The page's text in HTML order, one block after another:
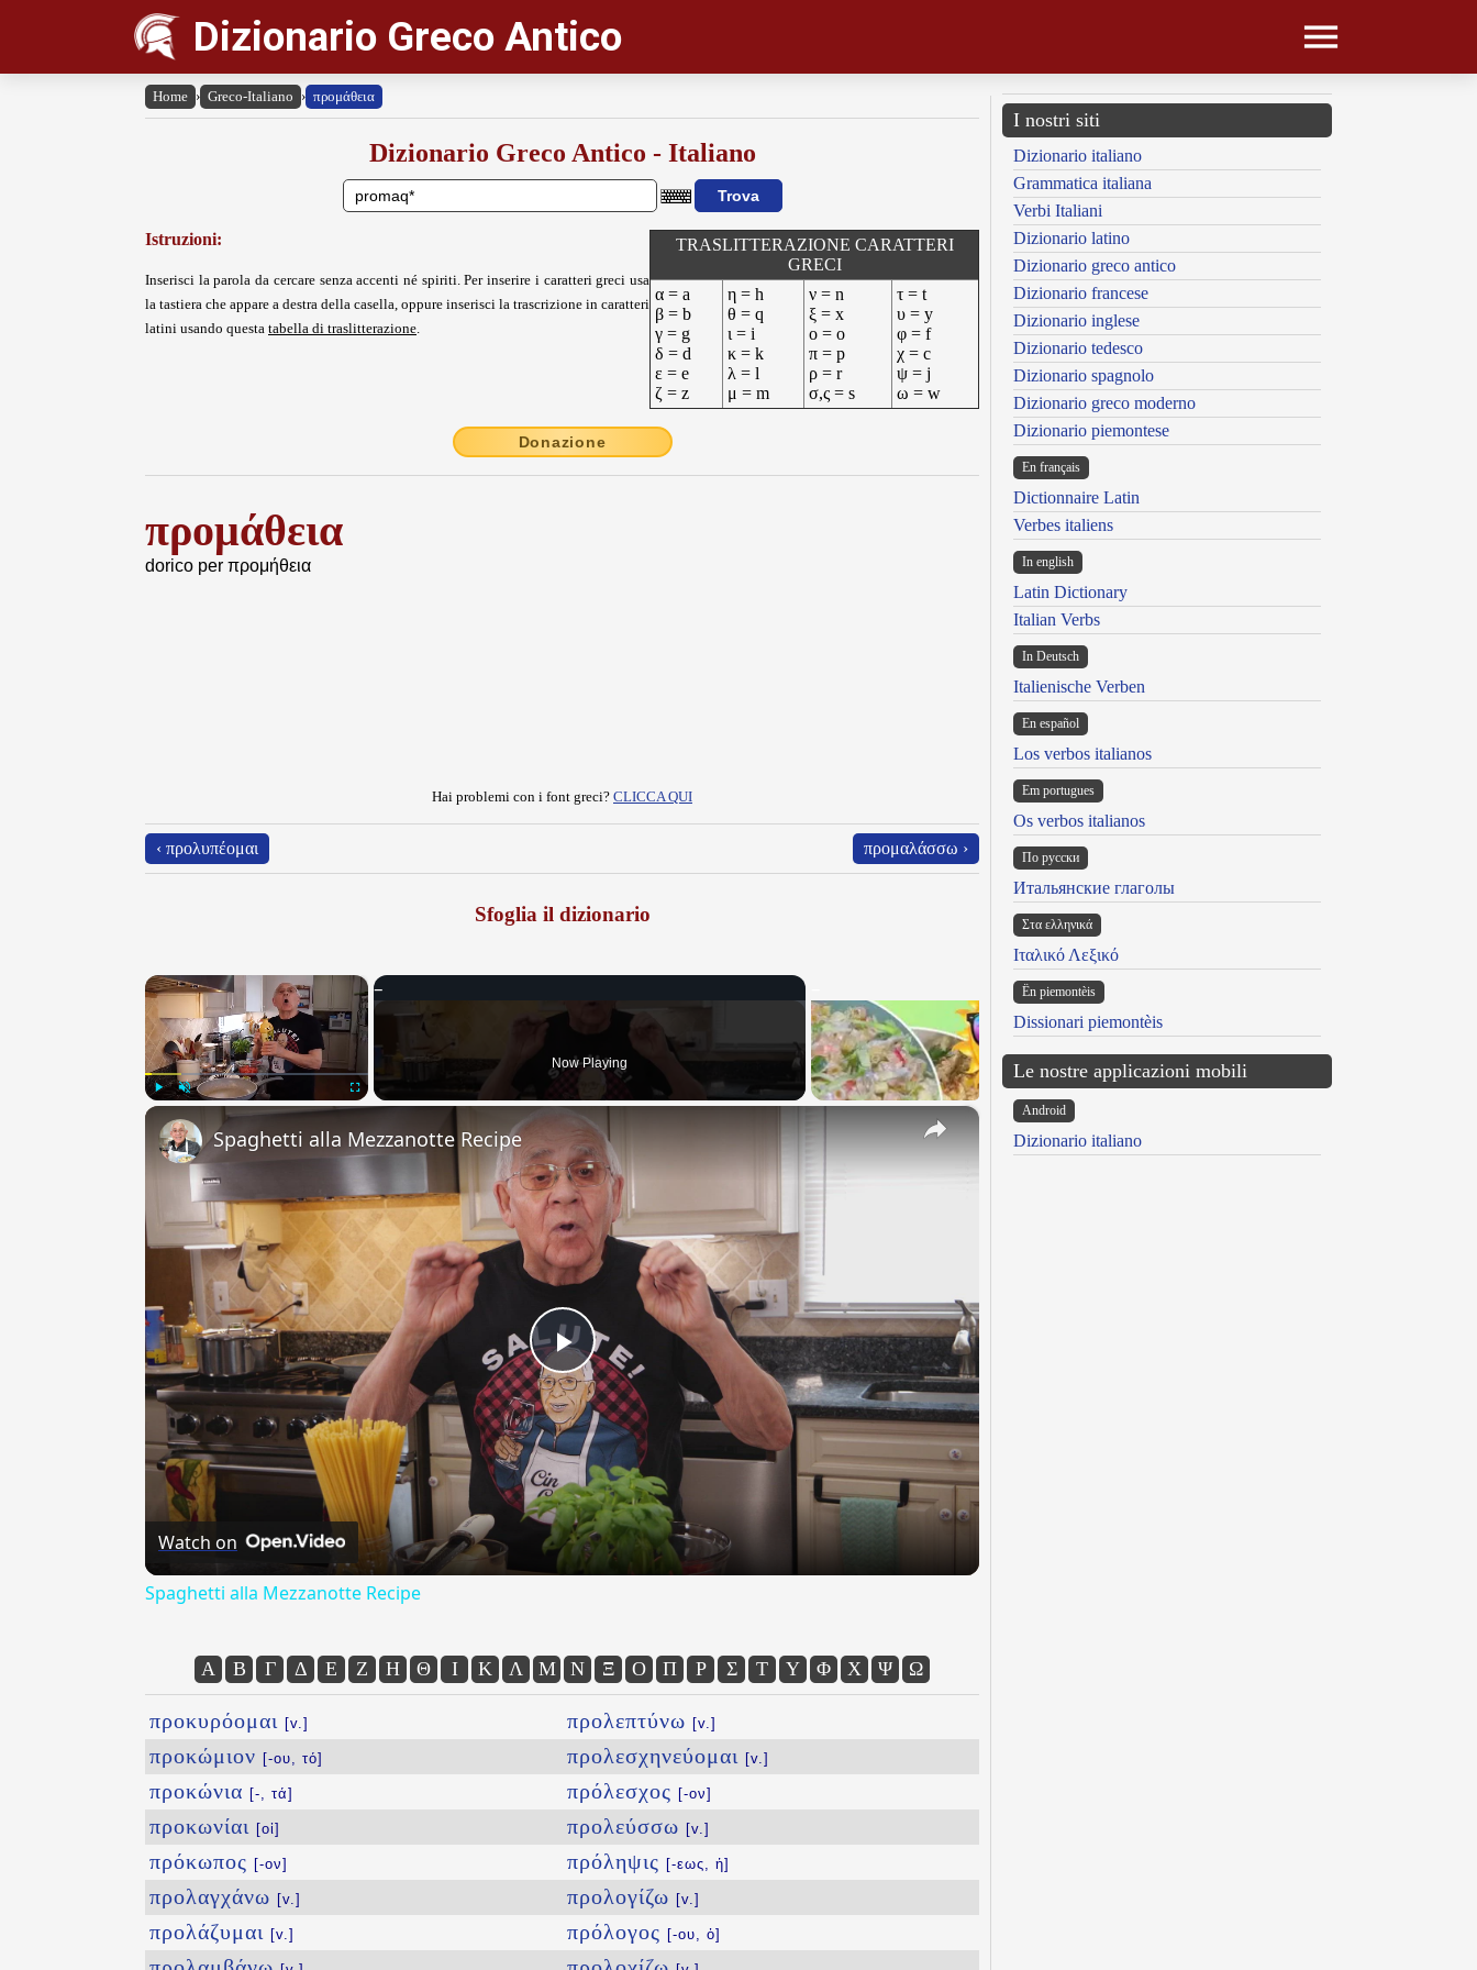
Dizionario Greco Antico
Home › Greco-Italiano › προμάθεια
Dizionario Greco Antico - Italiano
Istruzioni:
Inserisci la parola da cercare senza accenti né spiriti. Per inserire i caratteri greci usa
la tastiera che appare a destra della casella, oppure inserisci la trascrizione in caratteri
latini usando questa tabella di traslitterazione.
TRASLITTERAZIONE CARATTERI
GRECI
α = a
β = b
γ = g
δ = d
ε = e
ζ = z
η = h
θ = q
ι = i
κ = k
λ = l
μ = m
ν = n
ξ = x
ο = o
π = p
ρ = r
σ,ς = s
τ = t
υ = y
φ = f
χ = c
ψ = j
ω = w
Donazione
προμάθεια
dorico per προμήθεια
Hai problemi con i font greci? CLICCA QUI
‹ προλυπέομαι προμαλάσσω ›
Sfoglia il dizionario
×
Fullscreen
Now Playing
×
Play
Video
Spaghetti alla Mezzanotte Recipe
Watch on
Spaghetti alla Mezzanotte Recipe
Α Β Γ Δ Ε Ζ Η Θ Ι Κ Λ Μ Ν Ξ Ο Π Ρ Σ Τ Υ Φ Χ Ψ Ω
προκυρόομαι [v.]
προκώμιον [-ου, τό]
προκώνια [-, τά]
προκωνίαι [οἱ]
πρόκωπος [-ον]
προλαγχάνω [v.]
προλάζυμαι [v.]
προλεπτύνω [v.]
προλεσχηνεύομαι [v.]
πρόλεσχος [-ον]
προλεύσσω [v.]
πρόληψις [-εως, ἡ]
προλογίζω [v.]
πρόλογος [-ου, ὁ]
I nostri siti
Dizionario italiano
Grammatica italiana
Verbi Italiani
Dizionario latino
Dizionario greco antico
Dizionario francese
Dizionario inglese
Dizionario tedesco
Dizionario spagnolo
Dizionario greco moderno
Dizionario piemontese
En français
Dictionnaire Latin
Verbes italiens
In english
Latin Dictionary
Italian Verbs
In Deutsch
Italienische Verben
En español
Los verbos italianos
Em portugues
Os verbos italianos
По русски
Итальянские глаголы
Στα ελληνικά
Ιταλικό Λεξικό
Ën piemontèis
Dissionari piemontèis
Le nostre applicazioni mobili
Android
Dizionario italiano